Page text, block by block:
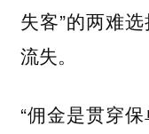
失客”的两难
流失。
“佣金是贯穿